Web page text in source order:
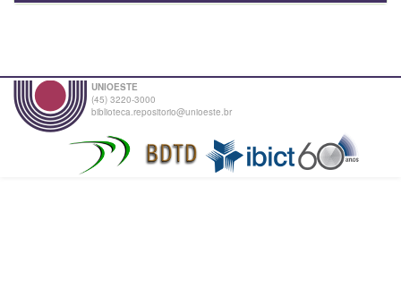
UNIOESTE
(45) 3220-3000
biblioteca.repositorio@unioeste.br